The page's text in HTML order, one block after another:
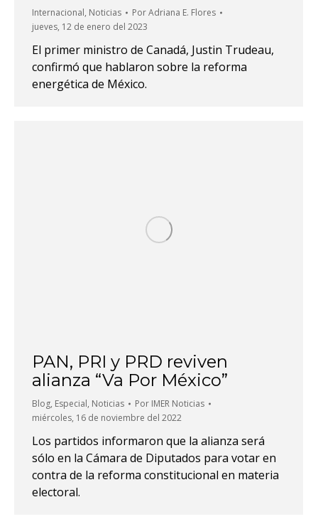
Internacional, Noticias PorAdriana E. Flores
jueves, 12 de enero del 2023
El primer ministro de Canadá, Justin Trudeau,
confirmó que hablaron sobre la reforma
energética de México.
PAN, PRI y PRD reviven
alianza “Va Por México”
Blog, Especial, Noticias Por IMER Noticias
miércoles, 16 de noviembre del 2022
Los partidos informaron que la alianza será
sólo en la Cámara de Diputados para votar en
contra de la reforma constitucional en materia
electoral.